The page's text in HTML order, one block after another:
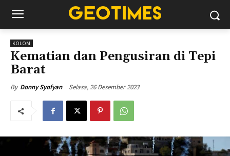
KOLOM
Kematian dan Pengusiran di Tepi
Barat
By Donny Syofyan Selasa, 26 Desember 2023